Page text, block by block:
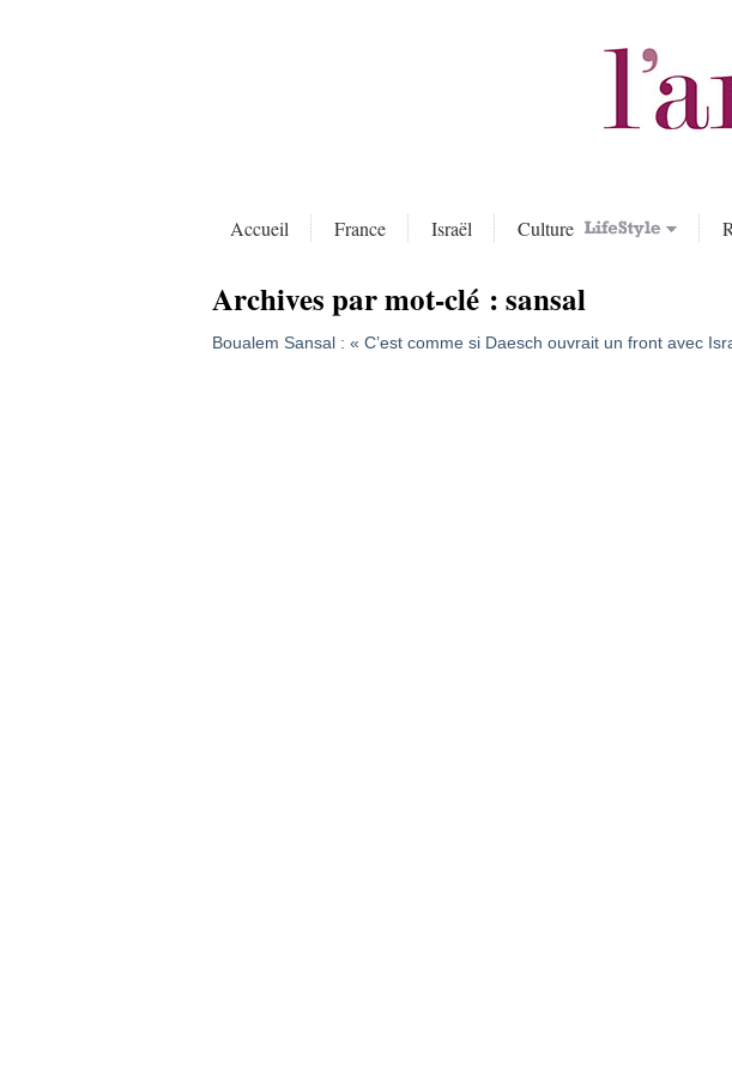
Accueil France Israël Culture
Archives par mot-clé :sansal
Boualem Sansal : « C’est comme si Daesch ouvrait un front avec